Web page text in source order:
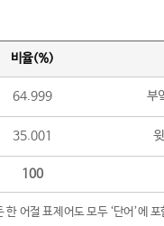
비율(%)
64.999 부
35.001
100
어절 표제어도 모두 ‘단어’에